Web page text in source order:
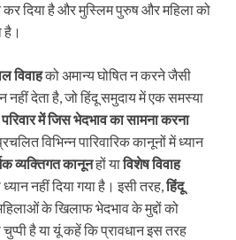
कर दिया है और मुस्लिम पुरुष और महिला को
है।
विवाहको अमान्य घोषित न करने जैसी
देता है, जो हिंदू समुदाय में एक समस्या
में जिस भेदभाव का सामना करना
विभिन्न पारिवारिक कानूनों में ध्यान
व्यक्तिगत कानूनहों याविशेष विवाह
नहीं दिया गया है। इसी तरह,हिंदू
के खिलाफ भेदभाव के मुद्दों को
है या यूं कहें कि प्रावधान इस तरह